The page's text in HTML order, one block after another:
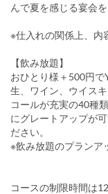
んで夏を感じる宴会を
※仕入れの関係上、内
【飲み放題】
おひとり様＋500円で
生、ワイン、ウイス
コールが充実の40種
にグレートアップが
ださい。
※飲み放題のプランア
コースの制限時間は